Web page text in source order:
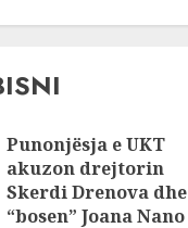
Punonjësja e UKT
akuzon drejtorin
Skerdi Drenova dhe
“bosen” Joana Nano